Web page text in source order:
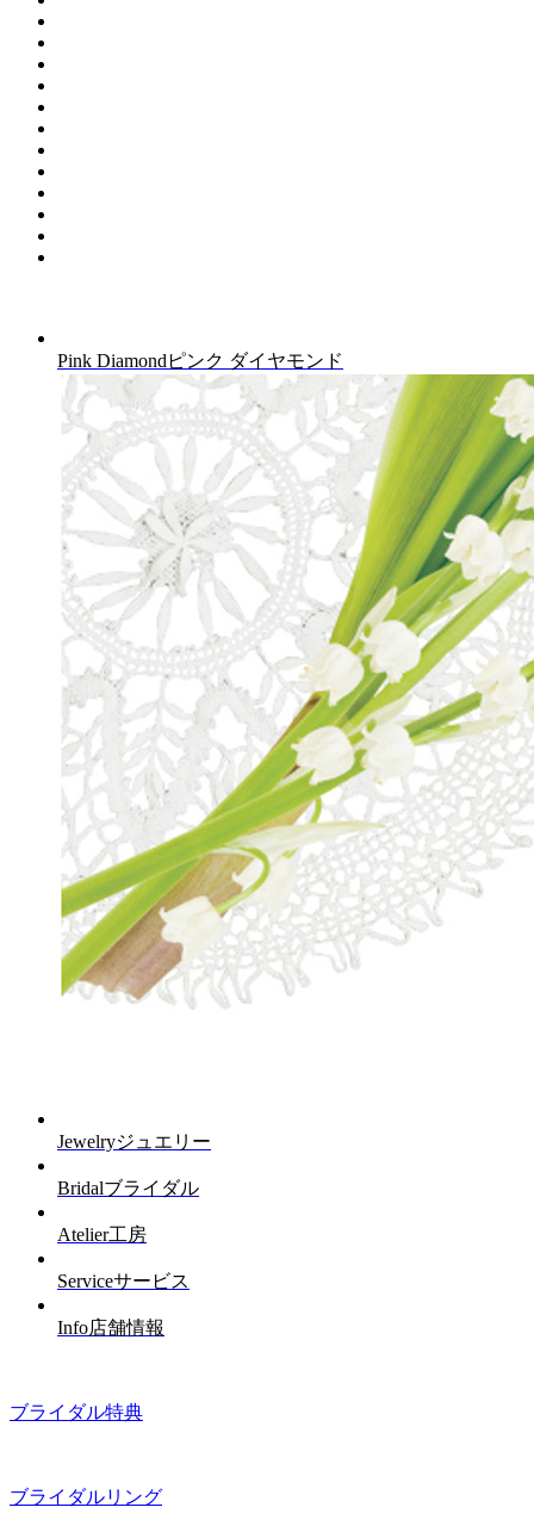
Pink Diamond ピンク ダイヤモンド
Jewelryジュエリー
Bridalブライダル
Atelier工房
Serviceサービス
Info店舗情報
ブライダル特典
ブライダルリング